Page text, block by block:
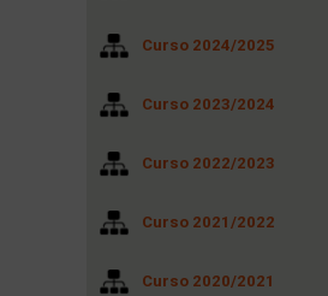
Curso 2024/2025
Curso 2023/2024
Curso 2022/2023
Curso 2021/2022
Curso 2020/2021